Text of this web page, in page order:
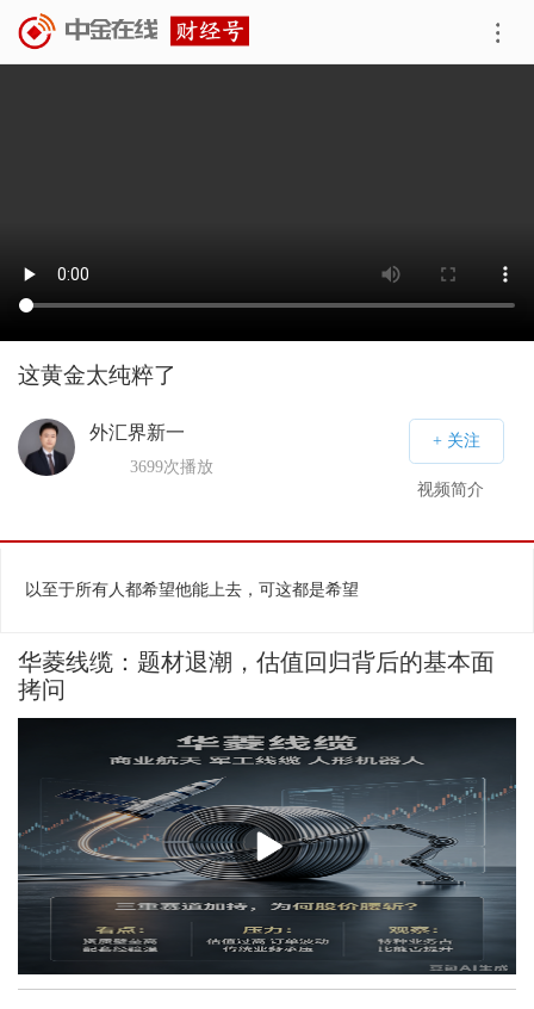
这黄金太纯粹了
外汇界新一
3699次播放
视频简介
以至于所有人都希望他能上去，可这都是希望
相关视频
华菱线缆：题材退潮，估值回归背后的基本面
拷问